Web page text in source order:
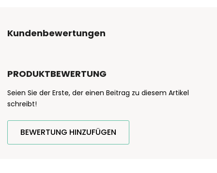
Kundenbewertungen
PRODUKTBEWERTUNG
Seien Sie der Erste, der einen Beitrag zu diesem Artikel
schreibt!
BEWERTUNG HINZUFÜGEN